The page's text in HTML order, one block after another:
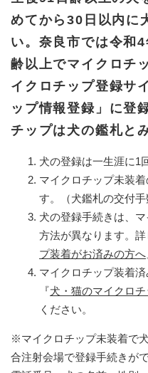
めてから30日以内に
い。​奈良市では令和
齢以上でマイクロチ
イクロチップ登録サ
ップ情報登録」に登
チップは犬の鑑札と
犬の登録は一生涯に1
マイクロチップ未装
す。（犬鑑札の交付手
犬の登録手続きは、
方法が異なります。
プ装着がお済みの方へ
マイクロチップ装着
『犬・猫のマイクロ
ください。
※マイクロチップ未装着で
合注射会場で登録手続きが